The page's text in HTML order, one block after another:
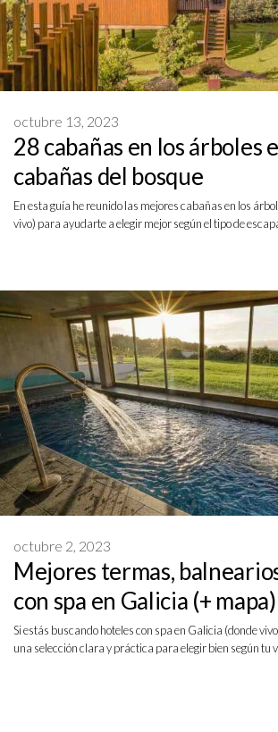
28 cabañas en los árboles
cabañas del bosque
octubre 13, 2023
En esta guía he reunido las mejores cabañas en los
vivo) para ayudarte a elegir mejor según el tipo de
Mejores termas,
con spa en Galicia (+ mapa)
octubre 2, 2023
Si estás buscando hoteles con spa en Galicia (donde
una selección clara y práctica para elegir bien según tu